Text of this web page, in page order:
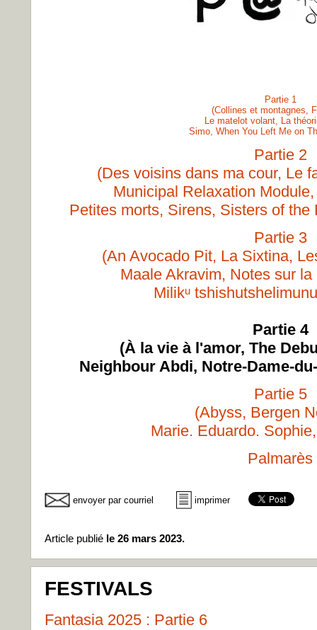
Partie 1
(Collines et montagnes,
Le matelot volant, La
Simo, When You Left Me on
Partie 2
(Des voisins dans ma cour, Le
Municipal Relaxation
Petites morts, Sirens, Sisters of
Partie 3
(An Avocado Pit, La Sixtina,
Maale Akravim, Notes sur
Milikᵘ
Partie 4
(À la vie à l'amor, The
Neighbour Abdi, Notre-Dame-
Partie 5
(Abyss, Bergen
Marie. Eduardo.
Palmarès
envoyer par courriel imprimer
Article publié le 26 mars 2023.
FESTIVALS
Fantasia 2025 : Partie 6